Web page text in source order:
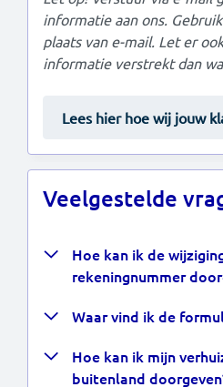
informatie aan ons.
plaats van e-mail. Let er
informatie verstrekt dan
Lees hier hoe wij jouw
Veelgestelde
Hoe kan ik de
rekeningnummer
Waar vind ik de
Hoe kan ik mijn
buitenland